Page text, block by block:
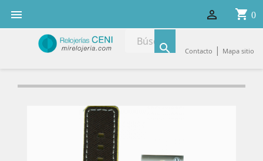
 shopping_cart 0

 Contacto | Mapa sitio